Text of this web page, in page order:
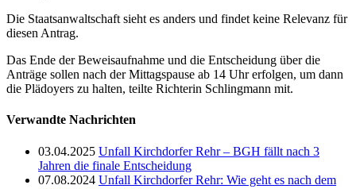
Die Staatsanwaltschaft sieht es anders und findet keine Relevanz für
diesen Antrag.
Das Ende der Beweisaufnahme und die Entscheidung über die
Anträge sollen nach der Mittagspause ab 14 Uhr erfolgen, um dann
die Plädoyers zu halten, teilte Richterin Schlingmann mit.
Verwandte Nachrichten
03.04.2025 Unfall Kirchdorfer Rehr – BGH fällt nach 3
Jahren die finale Entscheidung
07.08.2024 Unfall Kirchdorfer Rehr: Wie geht es nach dem